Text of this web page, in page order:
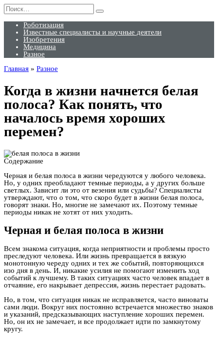
Перейти
к
содержанию
Search
for:
Роботизация
Известные специалисты и научные деятели
Изобретения
Медицина
Разное
Главная » Разное
Когда в жизни начнется белая
полоса? Как понять, что
началось время хороших
перемен?
Содержание
Черная и белая полоса в жизни чередуются у любого человека.
Но, у одних преобладают темные периоды, а у других больше
светлых. Зависит ли это от везения или судьбы? Специалисты
утверждают, что о том, что скоро будет в жизни белая полоса,
говорят знаки. Но, многие не замечают их. Поэтому темные
периоды никак не хотят от них уходить.
Черная и белая полоса в жизни
Всем знакома ситуация, когда неприятности и проблемы просто
преследуют человека. Или жизнь превращается в вязкую
монотонную череду одних и тех же событий, повторяющихся
изо дня в день. И, никакие усилия не помогают изменить ход
событий к лучшему. В таких ситуациях часто человек впадает в
отчаяние, его накрывает депрессия, жизнь перестает радовать.
Но, в том, что ситуация никак не исправляется, часто виноваты
сами люди. Вокруг них постоянно встречается множество знаков
и указаний, предсказывающих наступление хороших перемен.
Но, он их не замечает, и все продолжает идти по замкнутому
кругу.